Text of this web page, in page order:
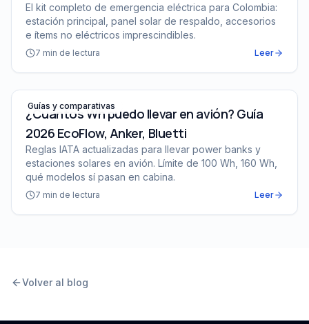
El kit completo de emergencia eléctrica para Colombia:
estación principal, panel solar de respaldo, accesorios
e ítems no eléctricos imprescindibles.
7 min de lectura Leer
¿Cuántos Wh puedo llevar en avión? Guía 2026
Guías y comparativas
¿Cuántos Wh puedo llevar en avión? Guía
2026 EcoFlow, Anker, Bluetti
Reglas IATA actualizadas para llevar power banks y
estaciones solares en avión. Límite de 100 Wh, 160 Wh,
qué modelos sí pasan en cabina.
7 min de lectura Leer
Volver al blog